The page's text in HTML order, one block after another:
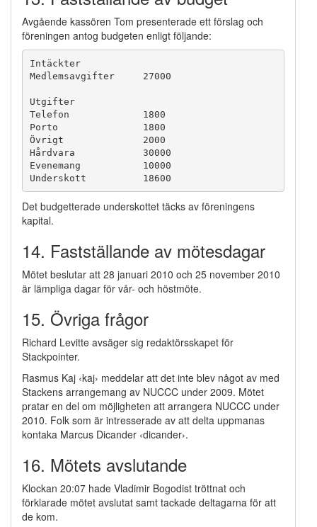
Avgående kassören Tom presenterade ett förslag och
föreningen antog budgeten enligt följande:
Intäckter
Medlemsavgifter
27000
Utgifter
Telefon
1800
Porto
1800
Övrigt
2000
Hårdvara
30000
Evenemang
10000
Underskott
18600
Det budgetterade underskottet täcks av föreningens
kapital.
14. Fastställande av mötesdagar
Mötet beslutar att 28 januari 2010 och 25 november 2010
är lämpliga dagar för vår- och höstmöte.
15. Övriga frågor
Richard Levitte avsäger sig redaktörsskapet för
Stackpointer.
Rasmus Kaj ‹kaj› meddelar att det inte blev något av med
Stackens arrangemang av NUCCC under 2009. Mötet
pratar en del om möjligheten att arrangera NUCCC under
2010. Folk som är intresserade av att delta uppmanas
kontaka Marcus Dicander ‹dicander›.
16. Mötets avslutande
Klockan 20:07 hade Vladimir Bogodist tröttnat och
förklarade mötet avslutat samt tackade deltagarna för att
de kom.